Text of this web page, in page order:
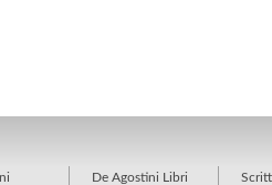
De Agostini Libri